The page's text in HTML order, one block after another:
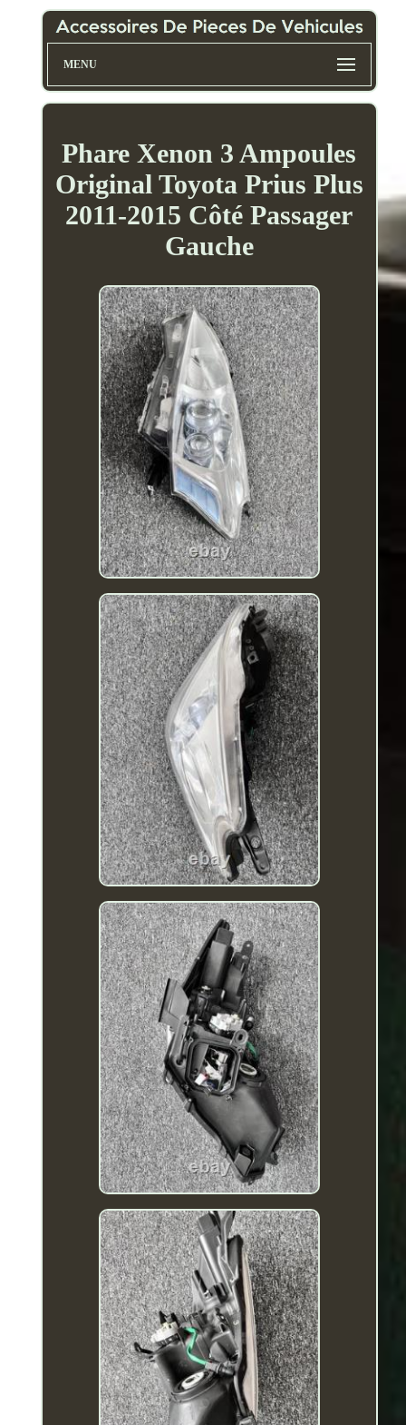
MENU
Phare Xenon 3 Ampoules
Original Toyota Prius Plus
2011-2015 Côté Passager
Gauche